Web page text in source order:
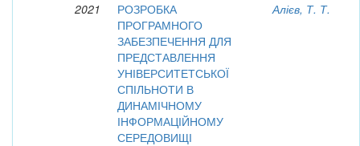
2021
РОЗРОБКА
ПРОГРАМНОГО
ЗАБЕЗПЕЧЕННЯ ДЛЯ
ПРЕДСТАВЛЕННЯ
УНІВЕРСИТЕТСЬКОЇ
СПІЛЬНОТИ В
ДИНАМІЧНОМУ
ІНФОРМАЦІЙНОМУ
СЕРЕДОВИЩІ
Алієв, Т. Т.